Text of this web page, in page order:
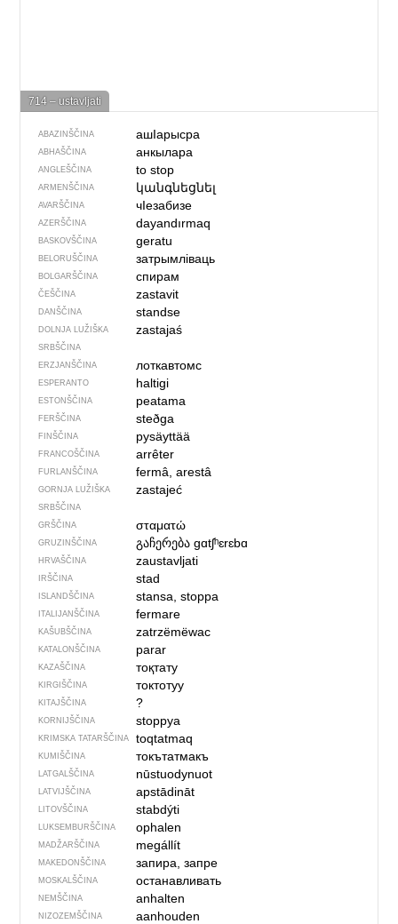
714 – ustavljati
ABAZINŠČINA ашIарысра
ABHAŠČINA анкылара
ANGLEŠČINA to stop
ARMENŠČINA կանգնեցնել
AVARŠČINA чIезабизе
AZERŠČINA dayandırmaq
BASKOVŠČINA geratu
BELORUŠČINA затрымліваць
BOLGARŠČINA спирам
ČEŠČINA zastavit
DANŠČINA standse
DOLNJA LUŽIŠKA
SRBŠČINA
zastajaś
ERZJANŠČINA лоткавтомс
ESPERANTO haltigi
ESTONŠČINA peatama
FERŠČINA steðga
FINŠČINA pysäyttää
FRANCOŠČINA arrêter
FURLANŠČINA fermâ, arestâ
GORNJA LUŽIŠKA
SRBŠČINA
zastajeć
GRŠČINA σταματώ
GRUZINŠČINA გაჩერებაgɑtʃʰɛrɛbɑ
HRVAŠČINA zaustavljati
IRŠČINA stad
ISLANDŠČINA stansa, stoppa
ITALIJANŠČINA fermare
KAŠUBŠČINA zatrzëmëwac
KATALONŠČINA parar
KAZAŠČINA тоқтату
KIRGIŠČINA токтотуу
KITAJŠČINA ?
KORNIJŠČINA stoppya
KRIMSKA TATARŠČINA toqtatmaq
KUMIŠČINA токътатмакъ
LATGALŠČINA nūstuodynuot
LATVIJŠČINA apstādināt
LITOVŠČINA stabdýti
LUKSEMBURŠČINA ophalen
MADŽARŠČINA megállít
MAKEDONŠČINA запира, запре
MOSKALŠČINA останавливать
NEMŠČINA anhalten
NIZOZEMŠČINA aanhouden